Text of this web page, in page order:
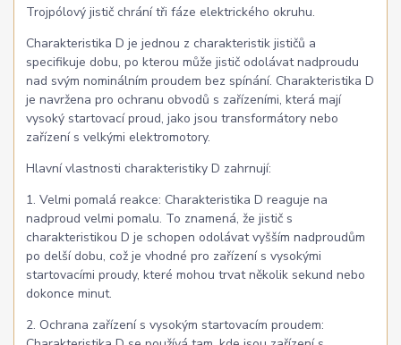
Trojpólový jistič chrání tři fáze elektrického okruhu.
Charakteristika D je jednou z charakteristik jističů a
specifikuje dobu, po kterou může jistič odolávat nadproudu
nad svým nominálním proudem bez spínání. Charakteristika D
je navržena pro ochranu obvodů s zařízeními, která mají
vysoký startovací proud, jako jsou transformátory nebo
zařízení s velkými elektromotory.
Hlavní vlastnosti charakteristiky D zahrnují:
1. Velmi pomalá reakce: Charakteristika D reaguje na
nadproud velmi pomalu. To znamená, že jistič s
charakteristikou D je schopen odolávat vyšším nadproudům
po delší dobu, což je vhodné pro zařízení s vysokými
startovacími proudy, které mohou trvat několik sekund nebo
dokonce minut.
2. Ochrana zařízení s vysokým startovacím proudem: